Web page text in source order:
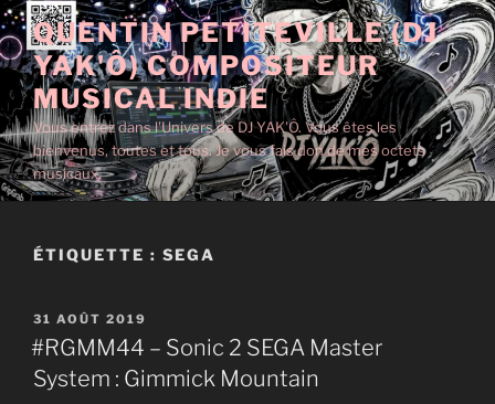
Aller
au
contenu
principal
QUENTIN PETITEVILLE (DJ
YAK'Ô) COMPOSITEUR
MUSICAL INDIE
Vous entrez dans l'Univers de DJ YAK'Ô. Vous êtes les
bienvenus, toutes et tous. Je vous fais don de mes octets
musicaux.
ÉTIQUETTE : SEGA
PUBLIÉ
LE
31 AOÛT 2019
#RGMM44 – Sonic 2 SEGA Master
System : Gimmick Mountain